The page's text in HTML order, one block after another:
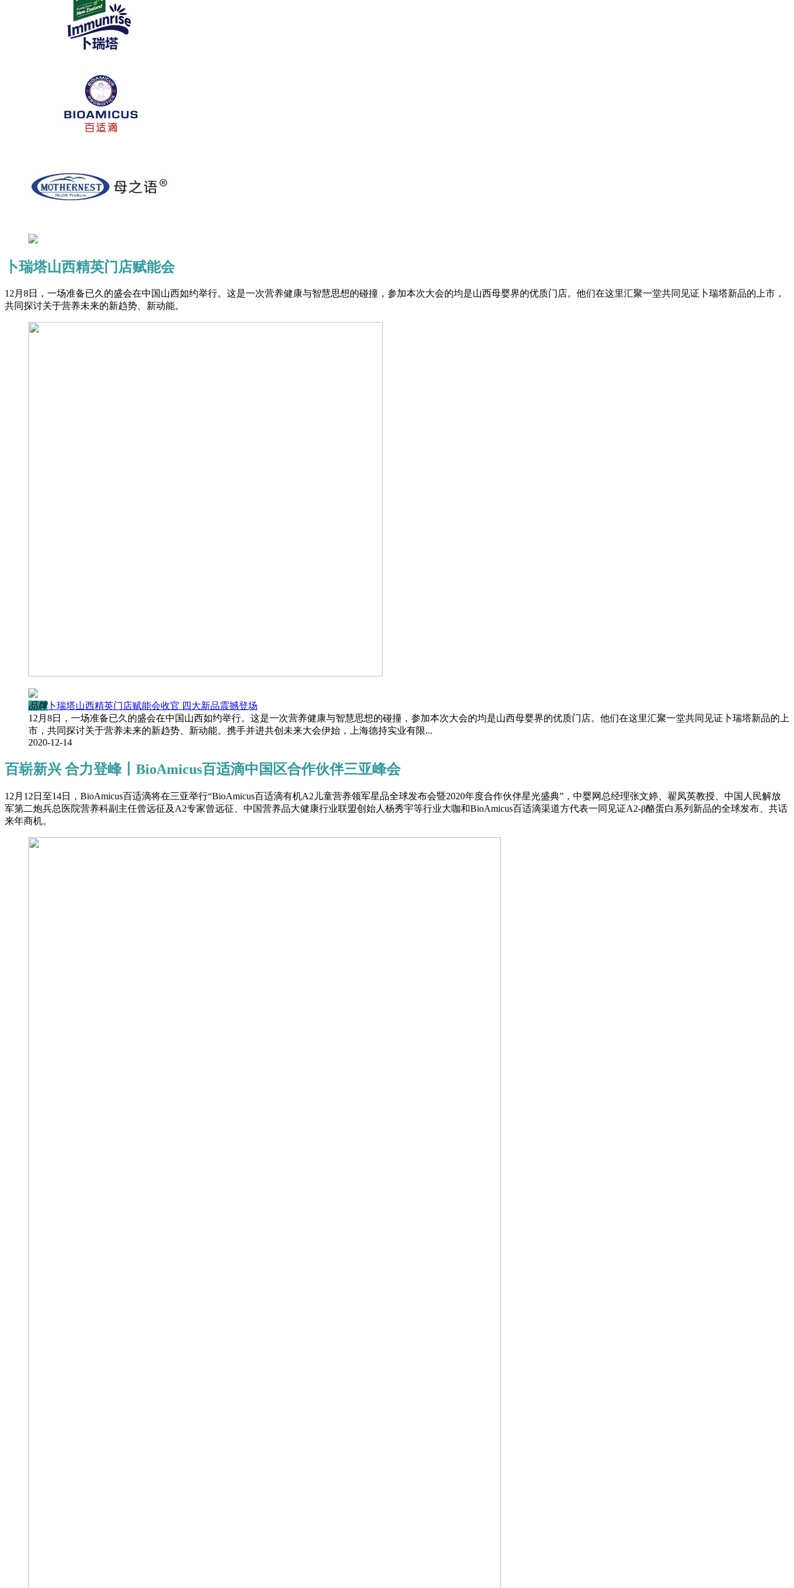
卜瑞塔山西精英门店赋能会
12月8日，一场准备已久的盛会在中国山西如约举行。这是一次营养健康与智慧思想的碰撞，参加本次大会的均是山西母婴界的优质门店。他们在这里汇聚一堂共同见证卜瑞塔新品的上市，
共同探讨关于营养未来的新趋势、新动能。
品牌卜瑞塔山西精英门店赋能会收官 四大新品震撼登场
12月8日，一场准备已久的盛会在中国山西如约举行。这是一次营养健康与智慧思想的碰撞，参加本次大会的均是山西母婴界的优质门店。他们在这里汇聚一堂共同见证卜瑞塔新品的上
市，共同探讨关于营养未来的新趋势、新动能。携手并进共创未来大会伊始，上海德持实业有限...
2020-12-14
百崭新兴 合力登峰丨BioAmicus百适滴中国区合作伙伴三亚峰会
12月12日至14日，BioAmicus百适滴将在三亚举行“BioAmicus百适滴有机A2儿童营养领军星品全球发布会暨2020年度合作伙伴星光盛典”，中婴网总经理张文婷、翟凤英教授、中国人民解放
军第二炮兵总医院营养科副主任曾远征及A2专家曾远征、中国营养品大健康行业联盟创始人杨秀宇等行业大咖和BioAmicus百适滴渠道方代表一同见证A2-β酪蛋白系列新品的全球发布、共话
来年商机。